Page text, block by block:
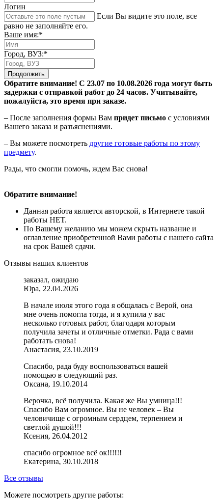
Логин
Если Вы видите это поле, все
равно не заполняйте его.
Ваше имя:*
Город, ВУЗ:*
Продолжить
Обратите внимание! С 23.07 по 10.08.2026 года могут быть
задержки с отправкой работ до 24 часов. Учитывайте,
пожалуйста, это время при заказе.
– После заполнения формы Вам придет письмо с условиями
Вашего заказа и разъяснениями.
– Вы можете посмотреть другие готовые работы по этому
предмету.
Рады, что смогли помочь, ждем Вас снова!
Обратите внимание!
Данная работа является авторской, в Интернете такой
работы НЕТ.
По Вашему желанию мы можем скрыть название и
оглавление приобретенной Вами работы с нашего сайта
на срок Вашей сдачи.
Отзывы наших клиентов
заказал, ожидаю
Юра, 22.04.2026
В начале июля этого года я общалась с Верой, она
мне очень помогла тогда, и я купила у вас
несколько готовых работ, благодаря которым
получила зачеты и отличные отметки. Рада с вами
работать снова!
Анастасия, 23.10.2019
Спасибо, рада буду воспользоваться вашей
помощью в следующий раз.
Оксана, 19.10.2014
Верочка, всё получила. Какая же Вы умница!!!
Спасибо Вам огромное. Вы не человек – Вы
человичище с огромным сердцем, терпением и
светлой душой!!!
Ксения, 26.04.2012
спасибо огромное всё ок!!!!!!
Екатерина, 30.10.2018
Все отзывы
Можете посмотреть другие работы: